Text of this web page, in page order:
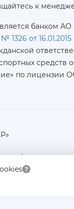
к
банком АО
от 16.01.2015
средств
по лицензии
/
адрес:
Варшавское ш.,